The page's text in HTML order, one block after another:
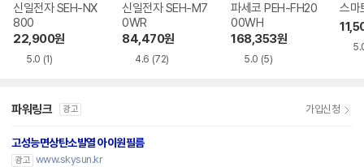
신일전자 SEH-NX
800
22,900원
5.0 (1)
신일전자 SEH-M7
0WR
84,470원
4.6 (72)
파세코 PEH-FH20
00WH
168,353원
5.0 (5)
스
파워링크 광고 가입신청
고성능면상탄소발열 아이원필름
광고 www.skysun.kr